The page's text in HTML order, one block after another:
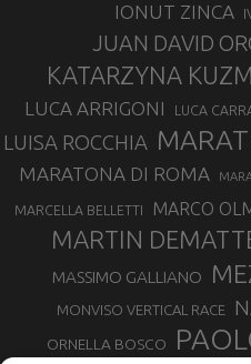
IONUT ZINCA
JUAN DAVID
KATARZYNA
LUCA ARRIGONI LUCA
LUISA ROCCHIA
MARATONA DI ROMA
MARCELLA BELLETTI MARCO
MARTIN
MASSIMO GALLIANO
MONVISO VERTICAL RACE
ORNELLA BOSCO